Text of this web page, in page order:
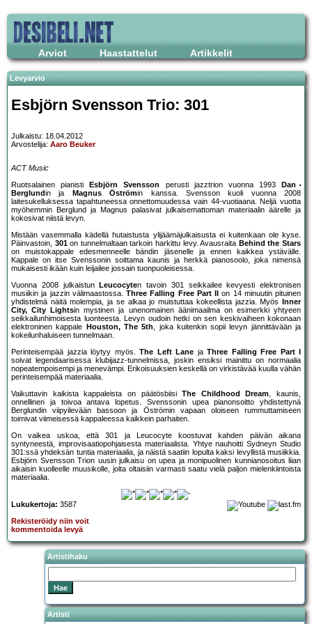
Arviot Haastattelut Artikkelit
Levyarvio
Esbjörn Svensson Trio: 301
Julkaistu: 18.04.2012
Arvostelija: Aaro Beuker
ACT Music
Ruotsalainen pianisti
Esbjörn Svensson perusti jazztrion vuonna 1993
Dan
Berglundin ja Magnus Öströmin kanssa. Svensson kuoli vuonna 2008
laitesukelluksessa tapahtuneessa onnettomuudessa vain 44-vuotiaana. Neljä vuotta
myöhemmin Berglund ja Magnus palasivat julkaisemattoman materiaalin äärelle ja
kokosivat niistä levyn.
Mistään vasemmalla kädellä hutaistusta ylijäämäjulkaisusta ei kuitenkaan ole kyse.
Päinvastoin, 301on tunnelmaltaan tarkoin harkittu levy. Avausraita Behind the Stars
on muistokappale edesmenneelle bändin jäsenelle ja ennen kaikkea ystävälle.
Kappale on itse Svenssonin soittama kaunis ja herkkä pianosoolo, joka nimensä
mukaisesti ikään kuin leijailee jossain tuonpuoleisessa.
Vuonna 2008 julkaistun
Leucocyten tavoin 301 seikkailee kevyesti elektronisen
musiikin ja jazzin välimaastossa. Three Falling Free Part II
on 14 minuutin pituinen
yhdistelmä näitä molempia, ja se alkaa jo muistuttaa kokeellista jazzia. Myös
Inner
City, City Lightsin mystinen ja unenomainen äänimaailma on esimerkki yhtyeen
seikkailunhimoisesta luonteesta. Levyn oudoin hetki on sen keskivaiheen kokonaan
elektroninen kappale
Houston, The 5th, joka kuitenkin sopii levyn jännittävään ja
kokeilunhaluiseen tunnelmaan.
Perinteisempää jazzia löytyy myös. The Left Lane ja Three Falling Free Part I
soivat legendaarisessa klubijazz-tunnelmissa, joskin ensiksi mainittu on normaalia
nopeatempoisempi ja menevämpi. Erikoisuuksien keskellä on virkistävää kuulla vähän
perinteisempää materiaalia.
Vaikuttavin kaikista kappaleista on päätösbiisiThe Childhood Dream, kaunis,
onnellinen ja toivoa antava lopetus. Svenssonin upea pianonsoitto yhdistettynä
Berglundin viipyilevään bassoon ja Öströmin vapaan oloiseen rummuttamiseen
toimivat viimeisessä kappaleessa kaikkein parhaiten.
On vaikea uskoa, että 301 ja Leucocyte koostuvat kahden päivän aikana
syntyneestä, improvisaatiopohjaisesta materiaalista. Yhtye nauhoitti Sydneyn Studio
301:ssä yhdeksän tuntia materiaalia, ja näistä saatiin lopulta kaksi levyllistä musiikkia.
Esbjörn Svensson Trion uusin julkaisu on upea ja monipuolinen kunnianosoitus liian
aikaisin kuolleelle muusikolle, jolta oltaisiin varmasti saatu vielä paljon mielenkiintoista
materiaalia.
Lukukertoja: 3587
Rekisteröidy niin voit
kommentoida levyä
Artistihaku
Artisti